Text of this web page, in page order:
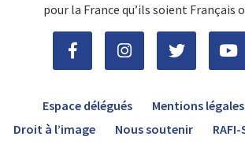
pour la France qu’ils soient Français
Espace délégués Mentions légales
Droit à l’image
Nous soutenir RAFI-